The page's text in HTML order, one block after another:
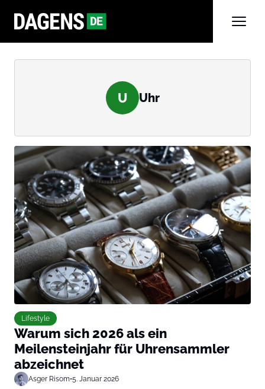
U Uhr
Lifestyle
Warum sich 2026 als ein
Meilensteinjahr für Uhrensammler
abzeichnet
Asger Risom•5. Januar 2026